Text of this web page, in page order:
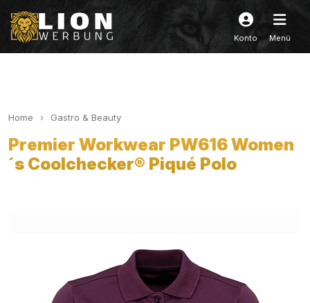
Konto Menü
Home Gastro & Beauty
Premier Workwear PW616 Women
´s Coolchecker® Piqué Polo